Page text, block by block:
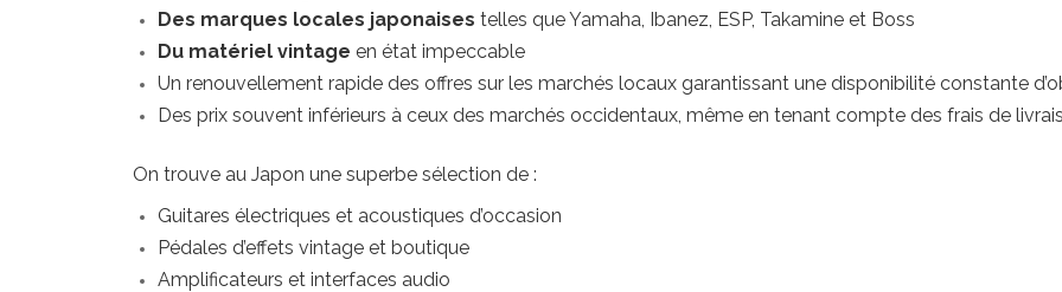
Des marques locales japonaises telles que Yamaha, Ibanez, ESP, Takamine et Boss
Du matériel vintage en état impeccable
Un renouvellement rapide des offres sur les marchés locaux garantissant une disponibilité constante
Des prix souvent inférieurs à ceux des marchés occidentaux, même en tenant compte des frais de
On trouve au Japon une superbe sélection de :
Guitares électriques et acoustiques d’occasion
Pédales d’effets vintage et boutique
Amplificateurs et interfaces audio